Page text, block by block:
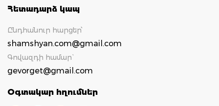
Հետադարձ կապ
Ընդհանուր հարցեր՝
shamshyan.com@gmail.com
Գովազդի համար`
gevorget@gmail.com
Օգտակար հղումներ